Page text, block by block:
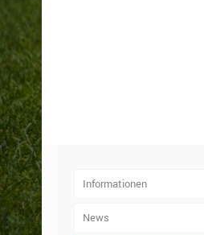
Informationen
News